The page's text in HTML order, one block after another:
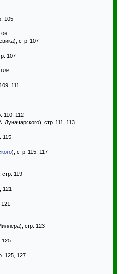
105
стр. 107
107
111
110, 112
стр. 111, 113
115
), стр. 115, 117
стр. 119
121
стр. 123
125
125, 127